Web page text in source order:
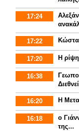
17:24
17:22
17:20 Η
16:38
16:20 Η
16:18
ο
της...